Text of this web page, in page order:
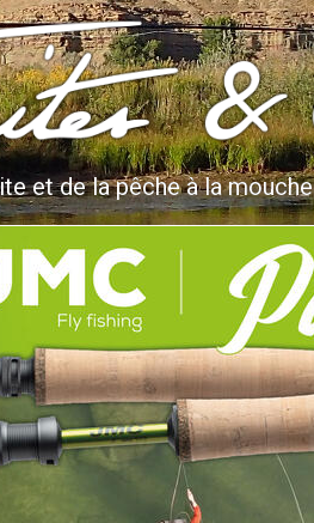
Cie
et de la pêche à la mouche